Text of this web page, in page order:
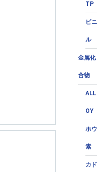
TP
ビニ
ル
金属化
合物
ALL
OY
ホウ
素
カド